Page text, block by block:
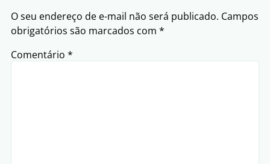
O seu endereço de e-mail não será publicado. Campos
obrigatórios são marcados com *
Comentário *